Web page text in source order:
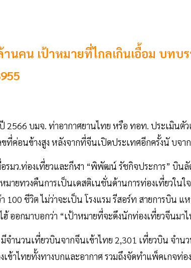
านคน เป้าหมายที่ไกลเกินเอื้อม บท
บมจ. ท่าอากาศยานไทย หรือ ทอท. ประเมินตั
ที่ค่อนข้างสูง หลังจากที่จีนเปิดประเทศอีกครั้งนั บจาก
มว.ท่องเที่ยวและกีฬา “พิพัฒน์ รัชกิจประการ” บินลั
มายทวงคืนการเป็นเดสติเนชั่นด้านการท่องเที่ยวใน
100 ชีวิต ไม่ว่าจะเป็น โรงแรม รีสอร์ท สายการบิน
ฮ้ ออกมาบอกว่า “เป้าหมายที่จะดึงนักท่องเที่ยวจีนมา
จำนวนเที่ยวบินจากจีนเข้าไทย 2,301 เที่ยวบิน จำ
ข้าไทยทั้งทางบกและอากาศ รวมถึงจัดทำแพ็คเกจท่อง